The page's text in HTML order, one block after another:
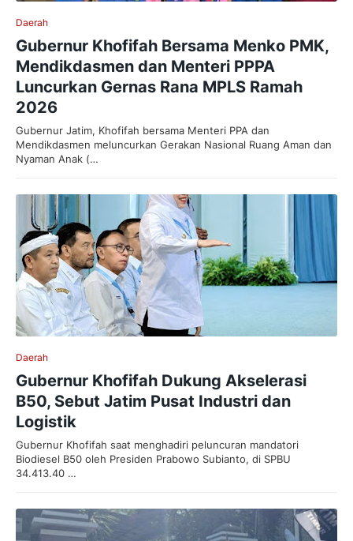
Daerah
Gubernur Khofifah Bersama Menko PMK,
Mendikdasmen dan Menteri PPPA
Luncurkan Gernas Rana MPLS Ramah
2026
Gubernur Jatim, Khofifah bersama Menteri PPA dan
Mendikdasmen meluncurkan Gerakan Nasional Ruang Aman dan
Nyaman Anak (…
Daerah
Gubernur Khofifah Dukung Akselerasi
B50, Sebut Jatim Pusat Industri dan
Logistik
Gubernur Khofifah saat menghadiri peluncuran mandatori
Biodiesel B50 oleh Presiden Prabowo Subianto, di SPBU
34.413.40 …